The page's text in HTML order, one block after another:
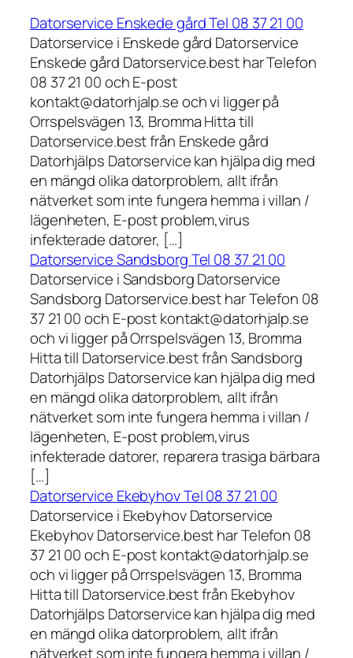
Datorservice Enskede gård Tel 08 37 21 00
Datorservice i Enskede gård Datorservice
Enskede gård Datorservice.best har Telefon
08 37 21 00 och E-post
kontakt@datorhjalp.se och vi ligger på
Orrspelsvägen 13, Bromma Hitta till
Datorservice.best från Enskede gård
Datorhjälps Datorservice kan hjälpa dig med
en mängd olika datorproblem, allt ifrån
nätverket som inte fungera hemma i villan /
lägenheten, E-post problem,virus
infekterade datorer, […]
Datorservice Sandsborg Tel 08 37 21 00
Datorservice i Sandsborg Datorservice
Sandsborg Datorservice.best har Telefon 08
37 21 00 och E-post kontakt@datorhjalp.se
och vi ligger på Orrspelsvägen 13, Bromma
Hitta till Datorservice.best från Sandsborg
Datorhjälps Datorservice kan hjälpa dig med
en mängd olika datorproblem, allt ifrån
nätverket som inte fungera hemma i villan /
lägenheten, E-post problem,virus
infekterade datorer, reparera trasiga bärbara
[…]
Datorservice Ekebyhov Tel 08 37 21 00
Datorservice i Ekebyhov Datorservice
Ekebyhov Datorservice.best har Telefon 08
37 21 00 och E-post kontakt@datorhjalp.se
och vi ligger på Orrspelsvägen 13, Bromma
Hitta till Datorservice.best från Ekebyhov
Datorhjälps Datorservice kan hjälpa dig med
en mängd olika datorproblem, allt ifrån
nätverket som inte fungera hemma i villan /